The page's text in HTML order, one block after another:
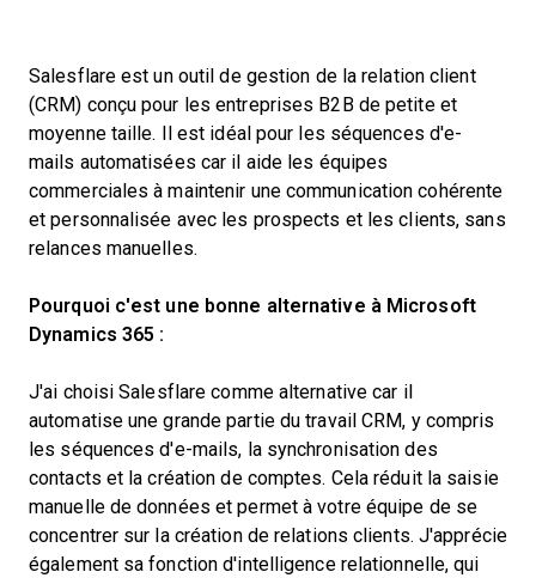
Salesflare est un outil de gestion de la relation client
(CRM) conçu pour les entreprises B2B de petite et
moyenne taille. Il est idéal pour les séquences d'e-
mails automatisées car il aide les équipes
commerciales à maintenir une communication cohérente
et personnalisée avec les prospects et les clients, sans
relances manuelles.
Pourquoi c'est une bonne alternative à Microsoft
Dynamics 365 :
J'ai choisi Salesflare comme alternative car il
automatise une grande partie du travail CRM, y compris
les séquences d'e-mails, la synchronisation des
contacts et la création de comptes. Cela réduit la saisie
manuelle de données et permet à votre équipe de se
concentrer sur la création de relations clients. J'apprécie
également sa fonction d'intelligence relationnelle, qui